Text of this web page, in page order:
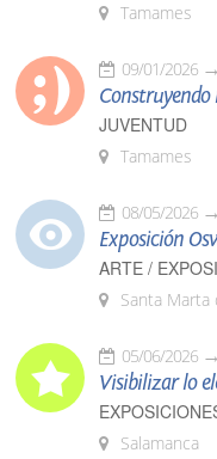
Tamames
09/01/2026
JUVENTUD
Tamames
08/05/2026
Exposición
ARTE /
Santa Marta
05/06/2026
Visibilizar lo
Salamanca